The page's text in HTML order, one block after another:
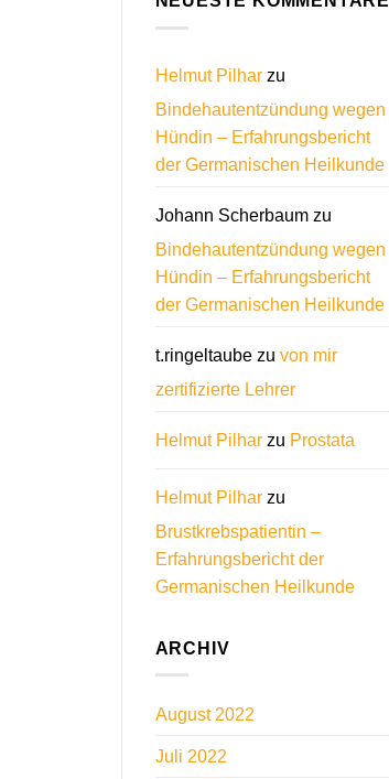
Helmut Pilharzu
Bindehautentzündung wegen
Hündin – Erfahrungsbericht
der Germanischen Heilkunde
Johann Scherbaumzu
Bindehautentzündung wegen
Hündin – Erfahrungsbericht
der Germanischen Heilkunde
t.ringeltaubezu von mir
zertifizierte Lehrer
Helmut Pilharzu Prostata
Helmut Pilharzu
Brustkrebspatientin –
Erfahrungsbericht der
Germanischen Heilkunde
ARCHIV
August 2022
Juli 2022